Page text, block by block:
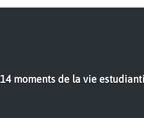
14 moments de la vie